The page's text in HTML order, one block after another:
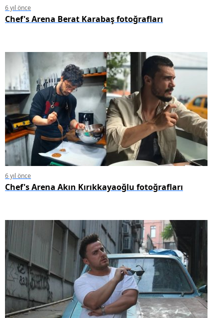
6 yıl önce
Chef's Arena Berat Karabaş fotoğrafları
6 yıl önce
Chef's Arena Akın Kırıkkayaoğlu fotoğrafları